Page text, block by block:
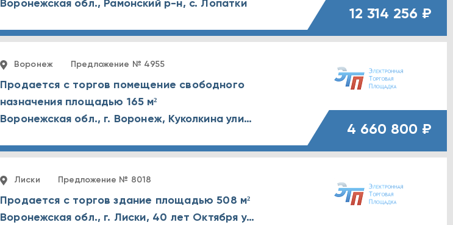
Воронежская обл., Рамонский р-н, с. Лопатки
12 314 256 ₽
Воронеж Предложение № 4955
Продается с торгов помещение свободного
назначения площадью 165 м²
Воронежская обл., г. Воронеж, Куколкина улица, д. 24
4 660 800 ₽
Лиски Предложение № 8018
Продается с торгов здание площадью 508 м²
Воронежская обл., г. Лиски, 40 лет Октября улица, д. 72А